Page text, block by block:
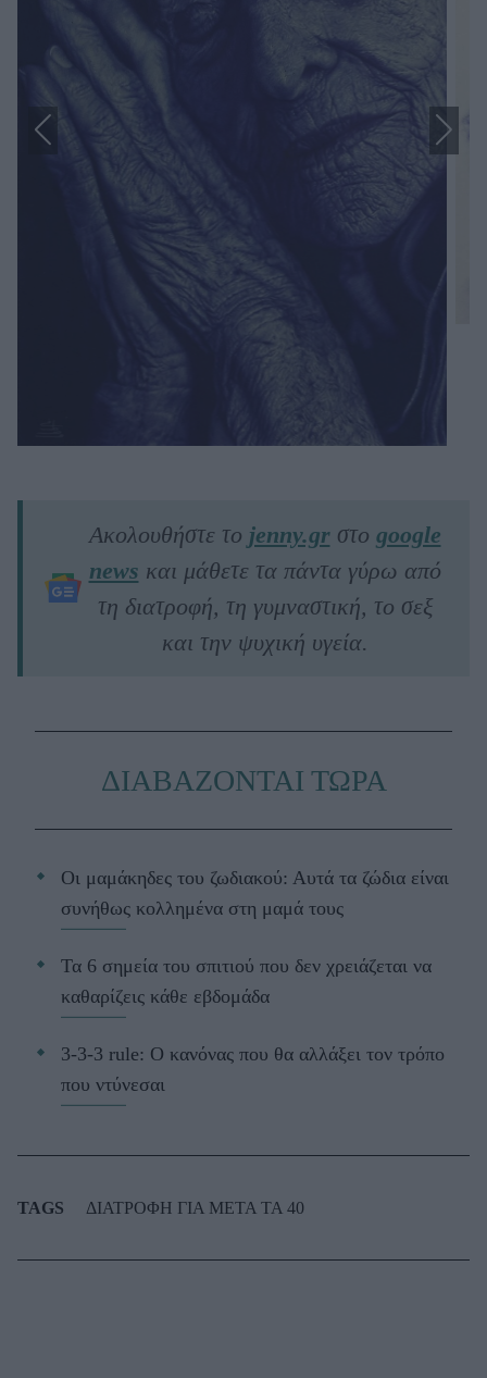
Ακολουθήστε το jenny.grστο google
news και μάθετε τα πάντα γύρω από
τη διατροφή, τη γυμναστική, το σεξ
και την ψυχική υγεία.
ΔΙΑΒΑΖΟΝΤΑΙ ΤΩΡΑ
Οι μαμάκηδες του ζωδιακού: Αυτά τα ζώδια είναι
συνήθως κολλημένα στη μαμά τους
Τα 6 σημεία του σπιτιού που δεν χρειάζεται να
καθαρίζεις κάθε εβδομάδα
3-3-3 rule: Ο κανόνας που θα αλλάξει τον τρόπο
που ντύνεσαι
TAGS ΔΙΑΤΡΟΦΗ ΓΙΑ ΜΕΤΑ ΤΑ 40